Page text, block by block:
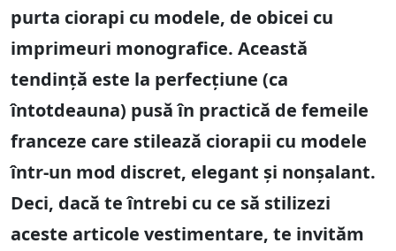
purta ciorapi cu modele, de obicei cu
imprimeuri monografice. Această
tendință este la perfecțiune (ca
întotdeauna) pusă în practică de femeile
franceze care stilează ciorapii cu modele
într-un mod discret, elegant și nonșalant.
Deci, dacă te întrebi cu ce să stilizezi
aceste articole vestimentare, te invităm